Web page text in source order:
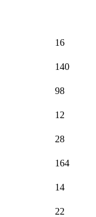
16
140
98
12
28
164
14
22